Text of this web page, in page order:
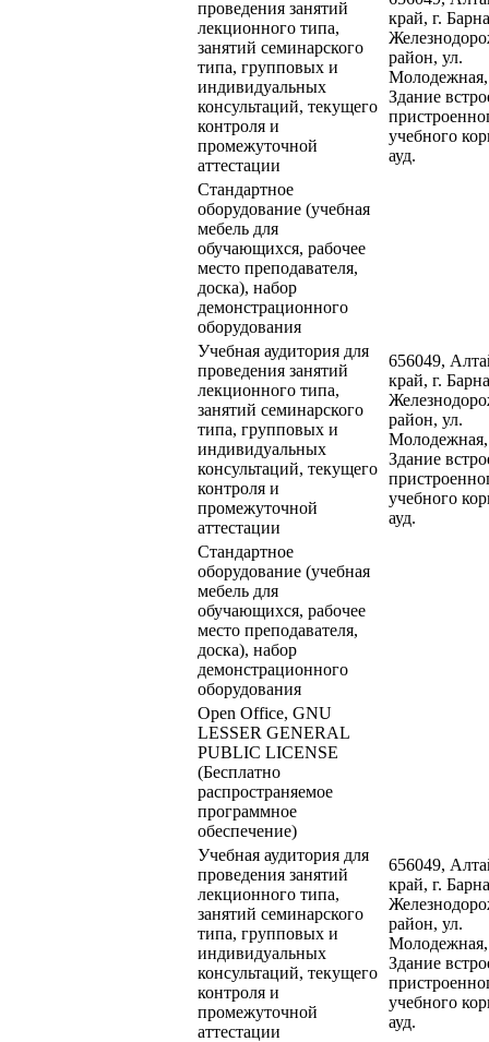
проведения занятий
лекционного типа,
занятий семинарского
типа, групповых и
индивидуальных
консультаций, текущего
контроля и
промежуточной
аттестации
край, г.
район, ул.
Здание
учебного
ауд.
Стандартное
оборудование (учебная
мебель для
обучающихся, рабочее
место преподавателя,
доска), набор
демонстрационного
оборудования
Учебная аудитория для
проведения занятий
лекционного типа,
занятий семинарского
типа, групповых и
индивидуальных
консультаций, текущего
контроля и
промежуточной
аттестации
656049,
край, г.
район, ул.
Здание
учебного
ауд.
Стандартное
оборудование (учебная
мебель для
обучающихся, рабочее
место преподавателя,
доска), набор
демонстрационного
оборудования
Open Office, GNU
LESSER GENERAL
PUBLIC LICENSE
(Бесплатно
распространяемое
программное
обеспечение)
Учебная аудитория для
проведения занятий
лекционного типа,
занятий семинарского
типа, групповых и
индивидуальных
консультаций, текущего
контроля и
промежуточной
аттестации
656049,
край, г.
район, ул.
Здание
учебного
ауд.